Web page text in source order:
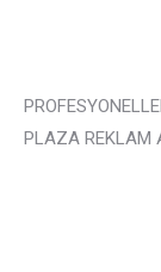
PLAZA REKLAM